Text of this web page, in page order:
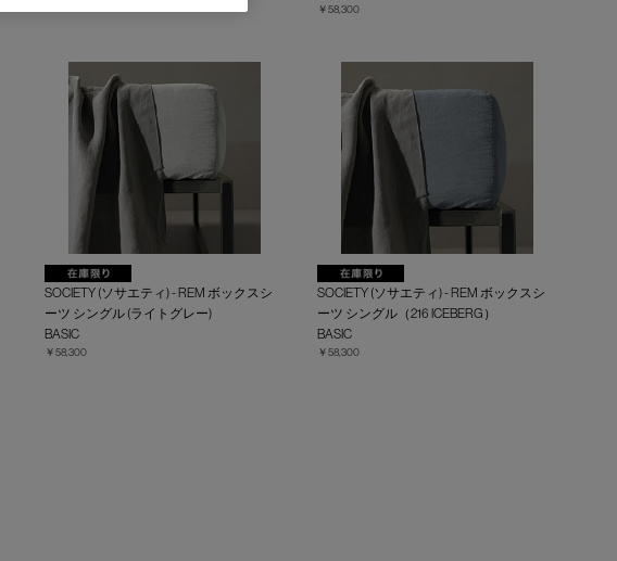
￥58,300
SOCIETY (ソサエティ) - REM ボックスシ
ーツ シングル (ライトグレー)
BASIC
￥58,300
SOCIETY (ソサエティ) - REM ボックスシ
ーツ シングル（216 ICEBERG）
BASIC
￥58,300